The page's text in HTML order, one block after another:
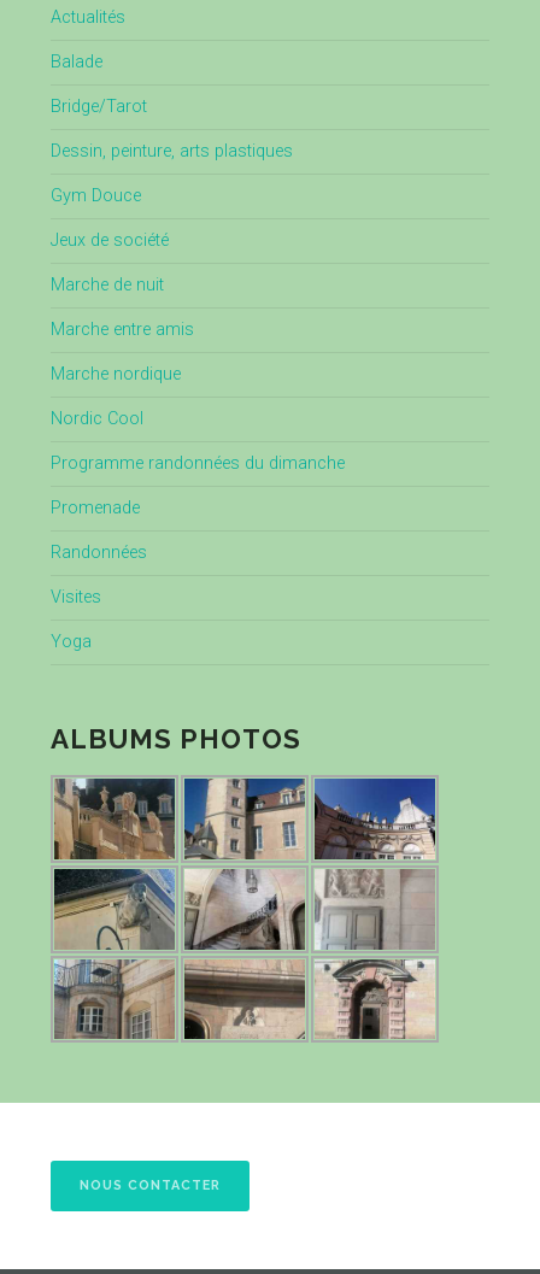
Actualités
Balade
Bridge/Tarot
Dessin, peinture, arts plastiques
Gym Douce
Jeux de société
Marche de nuit
Marche entre amis
Marche nordique
Nordic Cool
Programme randonnées du dimanche
Promenade
Randonnées
Visites
Yoga
ALBUMS PHOTOS
NOUS CONTACTER